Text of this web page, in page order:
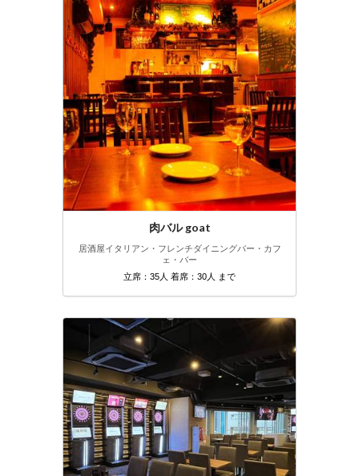
肉バル goat
居酒屋イタリアン・フレンチダイニングバー・カフ
ェ・バー
立席：35人 着席：30人 まで